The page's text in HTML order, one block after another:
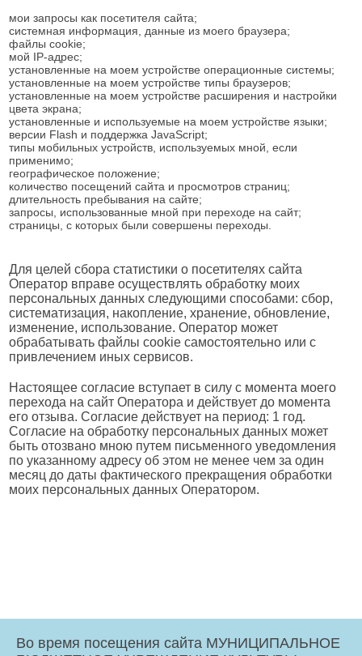
мои запросы как посетителя сайта;
системная информация, данные из моего браузера;
файлы cookie;
мой IP-адрес;
установленные на моем устройстве операционные системы;
установленные на моем устройстве типы браузеров;
установленные на моем устройстве расширения и настройки
цвета экрана;
установленные и используемые на моем устройстве языки;
версии Flash и поддержка JavaScript;
типы мобильных устройств, используемых мной, если
применимо;
географическое положение;
количество посещений сайта и просмотров страниц;
длительность пребывания на сайте;
запросы, использованные мной при переходе на сайт;
страницы, с которых были совершены переходы.
Для целей сбора статистики о посетителях сайта
Оператор вправе осуществлять обработку моих
персональных данных следующими способами: сбор,
систематизация, накопление, хранение, обновление,
изменение, использование. Оператор может
обрабатывать файлы cookie самостоятельно или с
привлечением иных сервисов.
Настоящее согласие вступает в силу с момента моего
перехода на сайт Оператора и действует до момента
его отзыва. Согласие действует на период: 1 год.
Согласие на обработку персональных данных может
быть отозвано мною путем письменного уведомления
по указанному адресу об этом не менее чем за один
месяц до даты фактического прекращения обработки
моих персональных данных Оператором.
Во время посещения сайта МУНИЦИПАЛЬНОЕ